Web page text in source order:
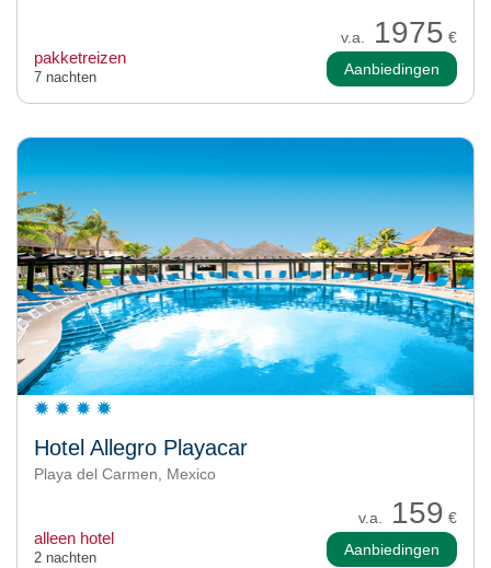
v.a. 1975 €
pakketreizen
7 nachten Aanbiedingen
Hotel Allegro Playacar
Playa del Carmen, Mexico
v.a. 159 €
alleen hotel
2 nachten Aanbiedingen